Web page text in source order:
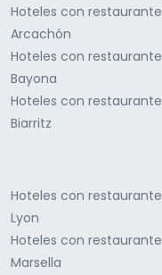
Hoteles con restaurante
Arcachón
Hoteles con restaurante
Bayona
Hoteles con restaurante
Biarritz
Hoteles con restaurante
Lyon
Hoteles con restaurante
Marsella